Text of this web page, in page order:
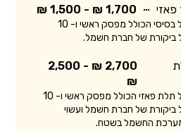
1,700 ₪ - 1,500 ₪
המחיר מתייחס ללוח חשמל בסיסי הכולל מפסק ראשי ו- 10
ביקורת של חברת חשמל.
2,700 ₪ - 2,500
₪
המחיר מתייחס ללוח חשמל תלת פאזי הכולל מפסק ראשי ו- 10
ביקורת של חברת חשמל ועשוי
החשמל בשטח.